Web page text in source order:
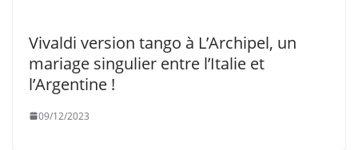
Vivaldi version tango à L’Archipel, un
mariage singulier entre l’Italie et
l’Argentine !
09/12/2023